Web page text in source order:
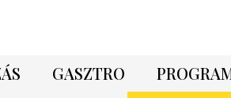
GASZTRO